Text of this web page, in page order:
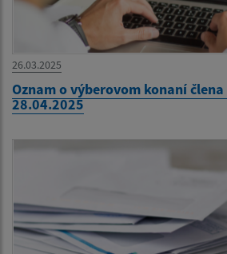
26.03.2025
Oznam o výberovom konaní člena
28.04.2025